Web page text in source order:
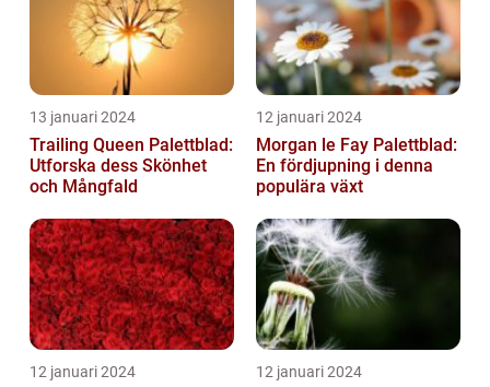
13 januari 2024
Trailing Queen Palettblad:
Utforska dess Skönhet
och Mångfald
12 januari 2024
Morgan le Fay Palettblad:
En fördjupning i denna
populära växt
12 januari 2024 12 januari 2024